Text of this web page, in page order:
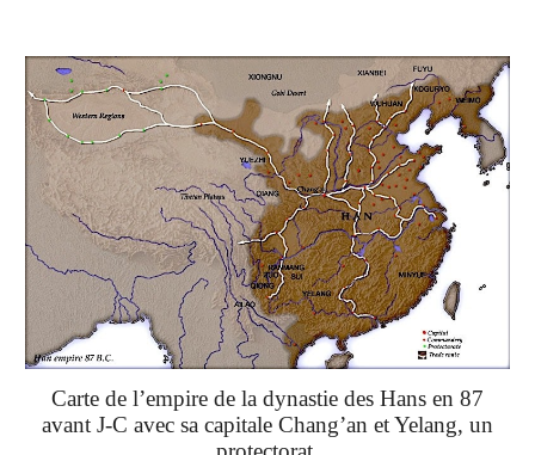
Carte de l’empire de la dynastie des Hans en 87
avant J-C avec sa capitale Chang’an et Yelang, un